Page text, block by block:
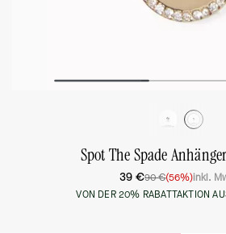
Spot The Spade
39 €90 €(56%)inkl.
VON DER 20% RABATTAKTION